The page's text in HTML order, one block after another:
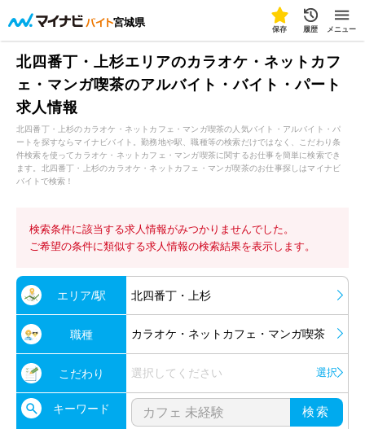
宮城県
保存 履歴 メニュー
北四番丁・上杉エリアのカラオケ・ネットカフ
ェ・マンガ喫茶のアルバイト・バイト・パート
求人情報
北四番丁・上杉のカラオケ・ネットカフェ・マンガ喫茶の人気バイト・アルバイト・パ
ートを探すならマイナビバイト。勤務地や駅、職種等の検索だけではなく、こだわり条
件検索を使ってカラオケ・ネットカフェ・マンガ喫茶に関するお仕事を簡単に検索でき
ます。北四番丁・上杉のカラオケ・ネットカフェ・マンガ喫茶のお仕事探しはマイナビ
バイトで検索！
検索条件に該当する求人情報がみつかりませんでした。
ご希望の条件に類似する求人情報の検索結果を表示します。
エリア/駅 北四番丁・上杉
職種 カラオケ・ネットカフェ・マンガ喫茶
こだわり 選択してください 選択
キーワード 検索